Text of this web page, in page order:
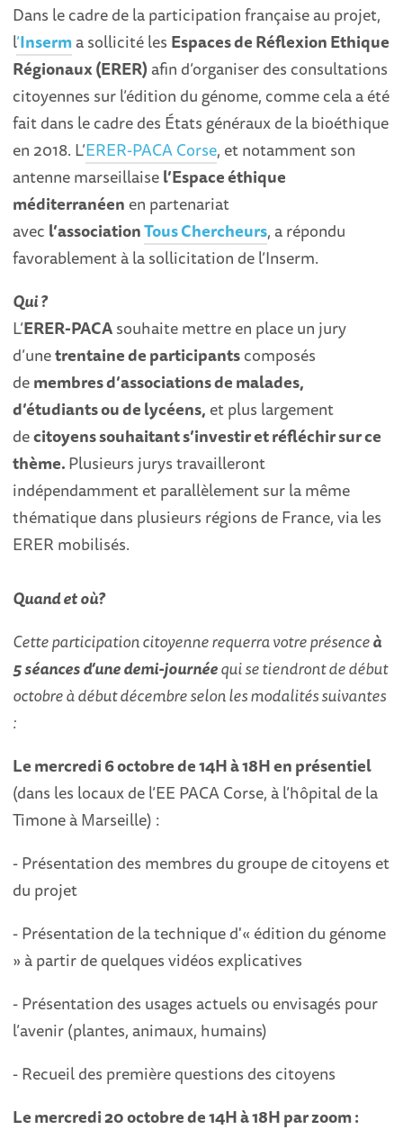
Dans le cadre de la participation française au projet,
l’Inserma sollicité les Espaces de Réflexion Ethique
Régionaux (ERER)afin d’organiser des consultations
citoyennes sur l’édition du génome, comme cela a été
fait dans le cadre des États généraux de la bioéthique
en 2018. L’ERER-PACA Corse, et notamment son
antenne marseillaisel’Espace éthique
méditerranéen en partenariat
avec l’associationTous Chercheurs, a répondu
favorablement à la sollicitation de l’Inserm.
Qui ?
L’ERER-PACAsouhaite mettre en place un jury
d’unetrentaine de participantscomposés
demembres d’associations de malades,
d’étudiants ou de lycéens, et plus largement
decitoyens souhaitant s’investir et réfléchir sur ce
thème.Plusieurs jurys travailleront
indépendamment et parallèlement sur la même
thématique dans plusieurs régions de France, via les
ERER mobilisés.
Quand et où?
Cette participation citoyenne requerra votre présenceà
5 séances d’une demi-journéequi se tiendront de début
octobre à début décembre selon les modalités suivantes
:
Le mercredi 6 octobre de 14H à 18H en présentiel
(dans les locaux de l’EE PACA Corse, à l’hôpital de la
Timone à Marseille) :
- Présentation des membres du groupe de citoyens et
du projet
- Présentation de la technique d'« édition du génome
» à partir de quelques vidéos explicatives
- Présentation des usages actuels ou envisagés pour
l’avenir (plantes, animaux, humains)
- Recueil des première questions des citoyens
Le mercredi 20 octobre de 14H à 18H par zoom :